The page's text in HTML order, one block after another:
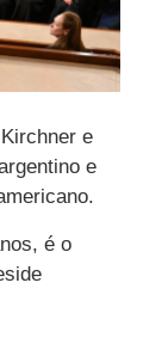
e
e
é o